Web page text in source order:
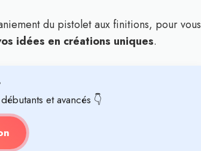
du pistolet aux finitions, pour vous
idées en créations uniques.
et avancés 👇